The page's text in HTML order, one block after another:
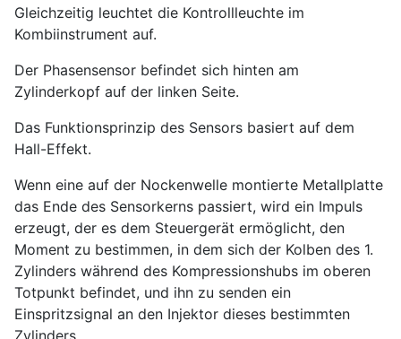
Gleichzeitig leuchtet die Kontrollleuchte im
Kombiinstrument auf.
Der Phasensensor befindet sich hinten am
Zylinderkopf auf der linken Seite.
Das Funktionsprinzip des Sensors basiert auf dem
Hall-Effekt.
Wenn eine auf der Nockenwelle montierte Metallplatte
das Ende des Sensorkerns passiert, wird ein Impuls
erzeugt, der es dem Steuergerät ermöglicht, den
Moment zu bestimmen, in dem sich der Kolben des 1.
Zylinders während des Kompressionshubs im oberen
Totpunkt befindet, und ihn zu senden ein
Einspritzsignal an den Injektor dieses bestimmten